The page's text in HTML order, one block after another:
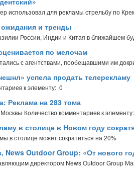
использовал для рекламы стрельбу по
и тренды
России, Индии и Китая в ближайшем
по мелочам
с агентствами, пообещавшими им
успела продать телерекламу
к элементу: 0
Реклама на 283 тома
Количество комментариев к
в столице в Новом году
в столице может сократиться на 20%
News Outdoor Group: «От нового
директором News Outdoor Group